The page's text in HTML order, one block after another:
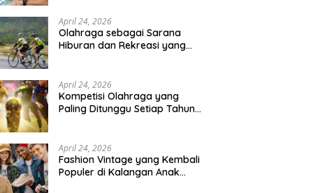
Bantuan Sosial dan
Pentingnya Pendidikan
April 24, 2026
Olahraga sebagai Sarana
Hiburan dan Rekreasi yang
April 24, 2026
Kompetisi Olahraga yang
Paling Ditunggu Setiap Tahun
April 24, 2026
Fashion Vintage yang Kembali
Populer di Kalangan Anak